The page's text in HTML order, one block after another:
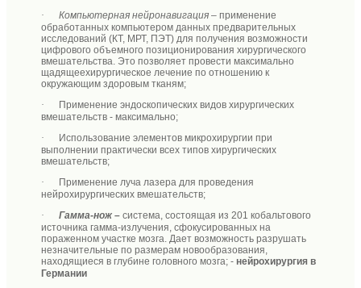
· Компьютерная нейронавигация –применение
обработанных компьютером данных предварительных
исследований (КТ, МРТ, ПЭТ) для получения возможности
цифрового объемного позиционирования хирургического
вмешательства. Это позволяет провести максимально
щадящеехирургическое лечение по отношению к
окружающим здоровым тканям;
·
Применение эндоскопических видов хирургических
вмешательств - максимально;
·
Использование элементов микрохирургии при
выполнении практически всех типов хирургических
вмешательств;
·
Применение луча лазера для проведения
нейрохирургических вмешательств;
·
Гамма-нож – система, состоящая из 201 кобальтового
источника гамма-излучения, сфокусированных на
пораженном участке мозга. Дает возможностьразрушать
незначительные по размерам новообразования,
находящиеся в глубине головного мозга; -нейрохирургия в
Германии